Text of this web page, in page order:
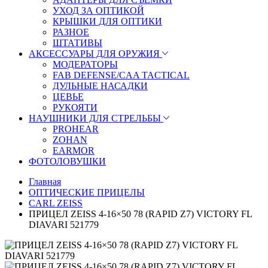
УХОД ЗА ОПТИКОЙ
КРЫШКИ ДЛЯ ОПТИКИ
РАЗНОЕ
ШТАТИВЫ
АКСЕССУАРЫ ДЛЯ ОРУЖИЯ
МОДЕРАТОРЫ
FAB DEFENSE/CAA TACTICAL
ДУЛЬНЫЕ НАСАДКИ
ЦЕВЬЕ
РУКОЯТИ
НАУШНИКИ ДЛЯ СТРЕЛЬБЫ
PROHEAR
ZOHAN
EARMOR
ФОТОЛОВУШКИ
Главная
ОПТИЧЕСКИЕ ПРИЦЕЛЫ
CARL ZEISS
ПРИЦЕЛ ZEISS 4-16×50 78 (RAPID Z7) VICTORY FL
DIAVARI 521779